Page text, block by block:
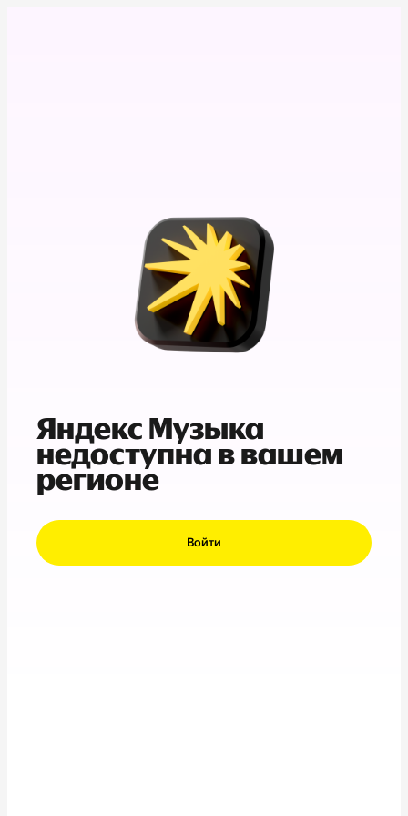
Яндекс Музыка
недоступна в вашем
регионе
Войти